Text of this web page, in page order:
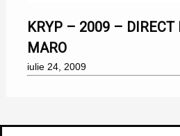
KRYP – 2009 – DIRECT
MARO
iulie 24, 2009